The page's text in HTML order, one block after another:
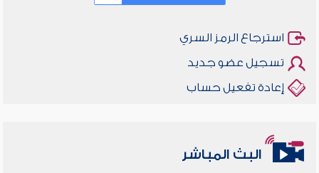
استرجاع الرمز السري
تسجيل عضو جديد
إعادة تفعيل حساب
البث المباشر